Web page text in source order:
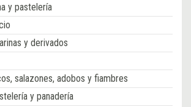
y pastelería
y derivados
salazones, adobos y fiambres
y panadería